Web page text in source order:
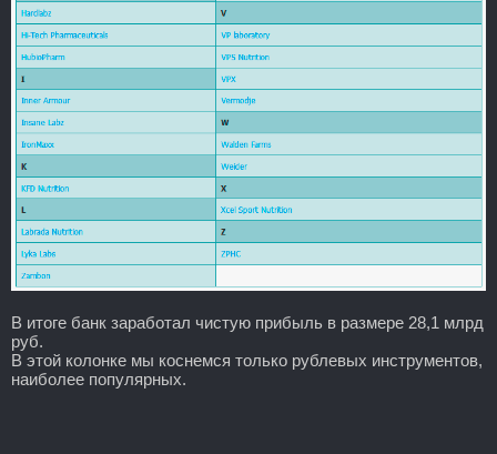
В итоге банк заработал чистую прибыль в размере 28,1 млрд
руб.
В этой колонке мы коснемся только рублевых инструментов,
наиболее популярных.